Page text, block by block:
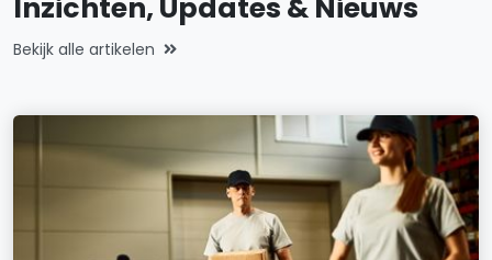
Inzichten, Updates & Nieuws
Bekijk alle artikelen